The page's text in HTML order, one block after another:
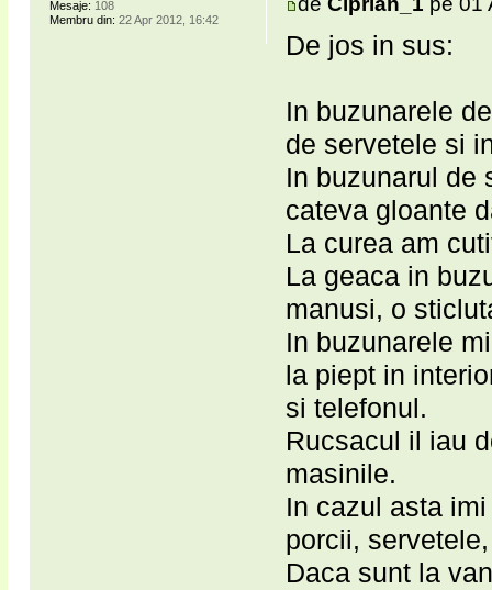
De jos in sus:
In buzunarele
de servetele si
In buzunarul de
cateva gloante
La curea am
La geaca in
manusi, o
In buzunarele
la piept in
si telefonul.
Rucsacul il iau
masinile.
In cazul asta
porcii,
Daca sunt la
Mesaje: 108
Membru din: 22 Apr 2012, 16:42